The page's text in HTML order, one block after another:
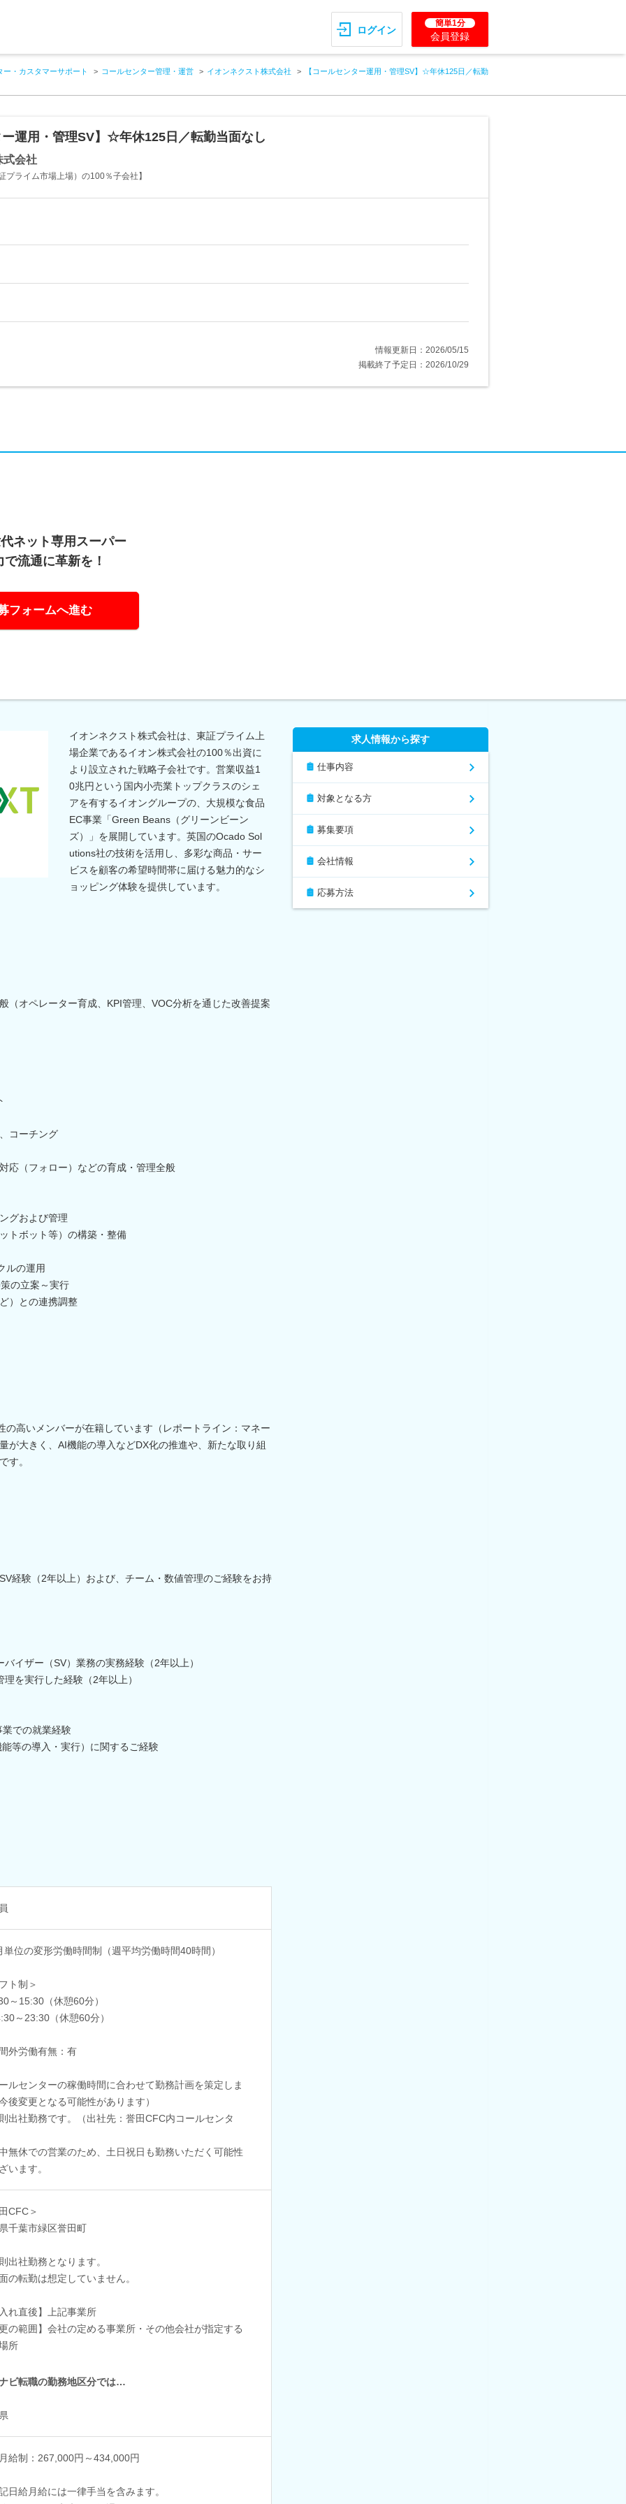
ログイン
簡単1分
会員登録
ー・カスタマーサポート コールセンター管理・運営 イオンネクスト株式会社 【コールセンター運用・管理SV】☆年休125日／転勤
運用・管理SV】☆年休125日／転勤当面なし
式会社
プライム市場上場）の100％子会社】
情報更新日：2026/05/15
掲載終了予定日：2026/10/29
ネット専用スーパー
流通に革新を！
フォームへ進む
イオンネクスト株式会社は、東証プライム上
場企業であるイオン株式会社の100％出資に
より設立された戦略子会社です。営業収益1
0兆円という国内小売業トップクラスのシェ
アを有するイオングループの、大規模な食品
EC事業「Green Beans（グリーンビーン
ズ）」を展開しています。英国のOcado Sol
utions社の技術を活用し、多彩な商品・サー
ビスを顧客の希望時間帯に届ける魅力的なシ
ョッピング体験を提供しています。
（オペレーター育成、KPI管理、VOC分析を通じた改善提案
コーチング
応（フォロー）などの育成・管理全般
グおよび管理
トボット等）の構築・整備
ルの運用
の立案～実行
）との連携調整
の高いメンバーが在籍しています（レポートライン：マネー
が大きく、AI機能の導入などDX化の推進や、新たな取り組
す。
経験（2年以上）および、チーム・数値管理のご経験をお持
イザー（SV）業務の実務経験（2年以上）
を実行した経験（2年以上）
での就業経験
等の導入・実行）に関するご経験
単位の変形労働時間制（週平均労働時間40時間）
ト制＞
～15:30（休憩60分）
～23:30（休憩60分）
外労働有無：有
ルセンターの稼働時間に合わせて勤務計画を策定しま
後変更となる可能性があります）
出社勤務です。（出社先：誉田CFC内コールセンタ
無休での営業のため、土日祝日も勤務いただく可能性
います。
CFC＞
千葉市緑区誉田町
出社勤務となります。
の転勤は想定していません。
れ直後】上記事業所
の範囲】会社の定める事業所・その他会社が指定する
所
ビ転職の勤務地区分では…
給制：267,000円～434,000円
日給月給には一律手当を含みます。
求人情報から探す
仕事内容
対象となる方
募集要項
会社情報
応募方法